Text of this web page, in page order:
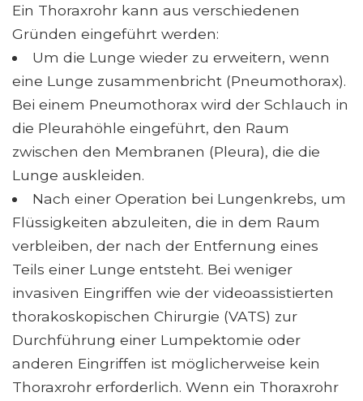
Ein Thoraxrohr kann aus verschiedenen
Gründen eingeführt werden:
Um die Lunge wieder zu erweitern, wenn
eine Lunge zusammenbricht (Pneumothorax).
Bei einem Pneumothorax wird der Schlauch in
die Pleurahöhle eingeführt, den Raum
zwischen den Membranen (Pleura), die die
Lunge auskleiden.
Nach einer Operation bei Lungenkrebs, um
Flüssigkeiten abzuleiten, die in dem Raum
verbleiben, der nach der Entfernung eines
Teils einer Lunge entsteht. Bei weniger
invasiven Eingriffen wie der videoassistierten
thorakoskopischen Chirurgie (VATS) zur
Durchführung einer Lumpektomie oder
anderen Eingriffen ist möglicherweise kein
Thoraxrohr erforderlich. Wenn ein Thoraxrohr